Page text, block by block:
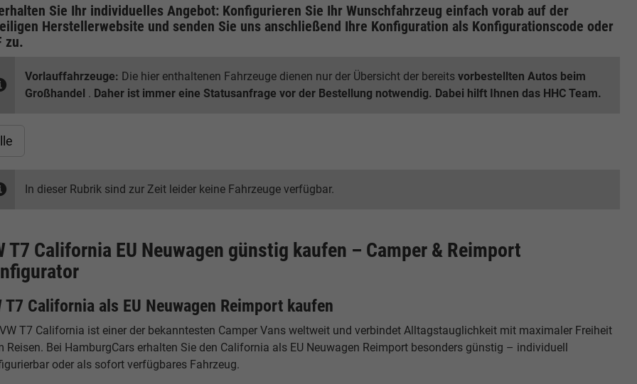
Sie Ihr individuelles Angebot: Konfigurieren Sie Ihr Wunschfahrzeug einfach vorab auf der
Herstellerwebsite und senden Sie uns anschließend Ihre Konfiguration als Konfigurationscode oder
zu.
Vorlauffahrzeuge: Die hier enthaltenen Fahrzeuge dienen nur der Übersicht der bereitsvorbestellten Autos beim
Großhandel . Daher ist immer eine Statusanfrage vor der Bestellung notwendig. Dabei hilft Ihnen das HHC Team.
In dieser Rubrik sind zur Zeit leider keine Fahrzeuge verfügbar.
T7 California EU Neuwagen günstig kaufen – Camper & Reimport
T7 California als EU Neuwagen Reimport kaufen
T7 California ist einer der bekanntesten Camper Vans weltweit und verbindet Alltagstauglichkeit mit maximaler Freiheit
Reisen. Bei HamburgCars erhalten Sie den California als EU Neuwagen Reimport besonders günstig – individuell
oder als sofort verfügbares Fahrzeug.